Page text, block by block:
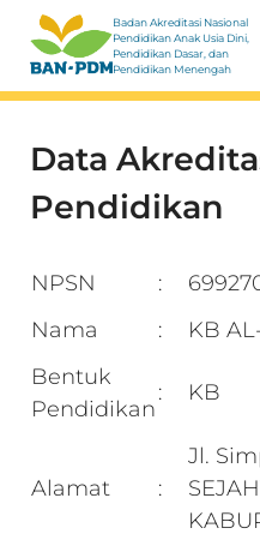
Badan Akreditasi Nasional
Pendidikan Anak Usia Dini,
Pendidikan Dasar, dan
Pendidikan Menengah
Data
Pendidikan
NPSN :
Nama
:
KB
Bentuk
Pendidikan
: KB
Alamat :
Jl.